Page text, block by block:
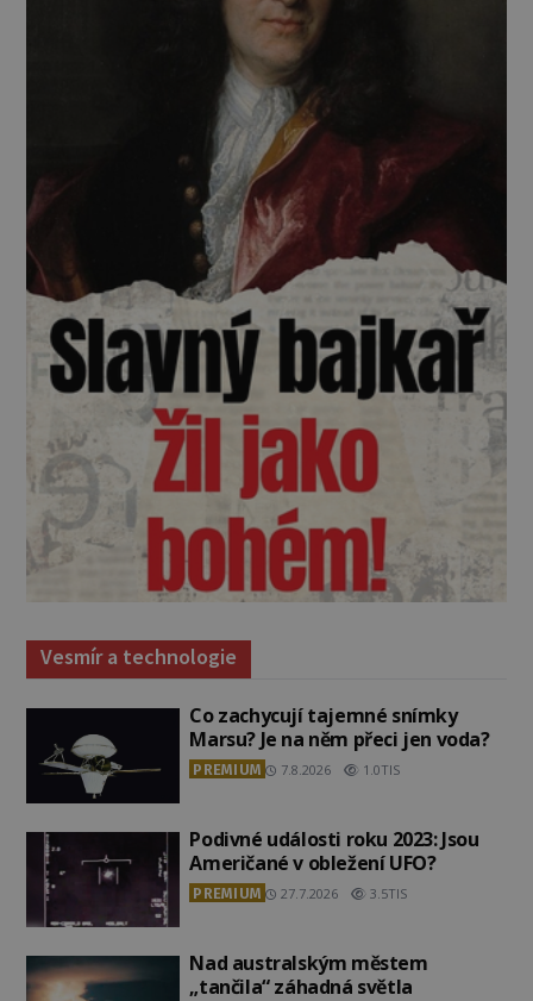
Vesmír a technologie
Co zachycují tajemné snímky
Marsu? Je na něm přeci jen voda?
PREMIUM 7.8.2026 1.0TIS
Podivné události roku 2023: Jsou
Američané v obležení UFO?
PREMIUM 27.7.2026 3.5TIS
Nad australským městem
„tančila“ záhadná světla